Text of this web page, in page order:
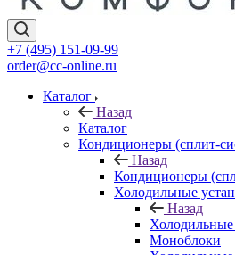
+7 (495) 151-09-99
order@cc-online.ru
Каталог
Назад
Каталог
Кондиционеры (сплит-
Назад
Кондиционеры
Холодильные
Назад
Холодильные
Моноблоки